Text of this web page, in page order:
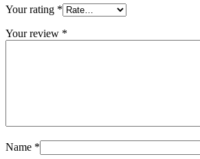
Your rating *
Your review *
Name *